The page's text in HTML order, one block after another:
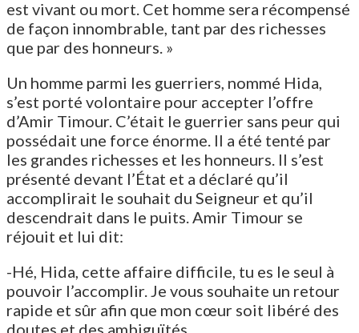
est vivant ou mort. Cet homme sera récompensé
de façon innombrable, tant par des richesses
que par des honneurs. »
Un homme parmi les guerriers, nommé Hida,
s’est porté volontaire pour accepter l’offre
d’Amir Timour. C’était le guerrier sans peur qui
possédait une force énorme. Il a été tenté par
les grandes richesses et les honneurs. Il s’est
présenté devant l’État et a déclaré qu’il
accomplirait le souhait du Seigneur et qu’il
descendrait dans le puits. Amir Timour se
réjouit et lui dit:
-Hé, Hida, cette affaire difficile, tu es le seul à
pouvoir l’accomplir. Je vous souhaite un retour
rapide et sûr afin que mon cœur soit libéré des
doutes et des ambiguïtés.